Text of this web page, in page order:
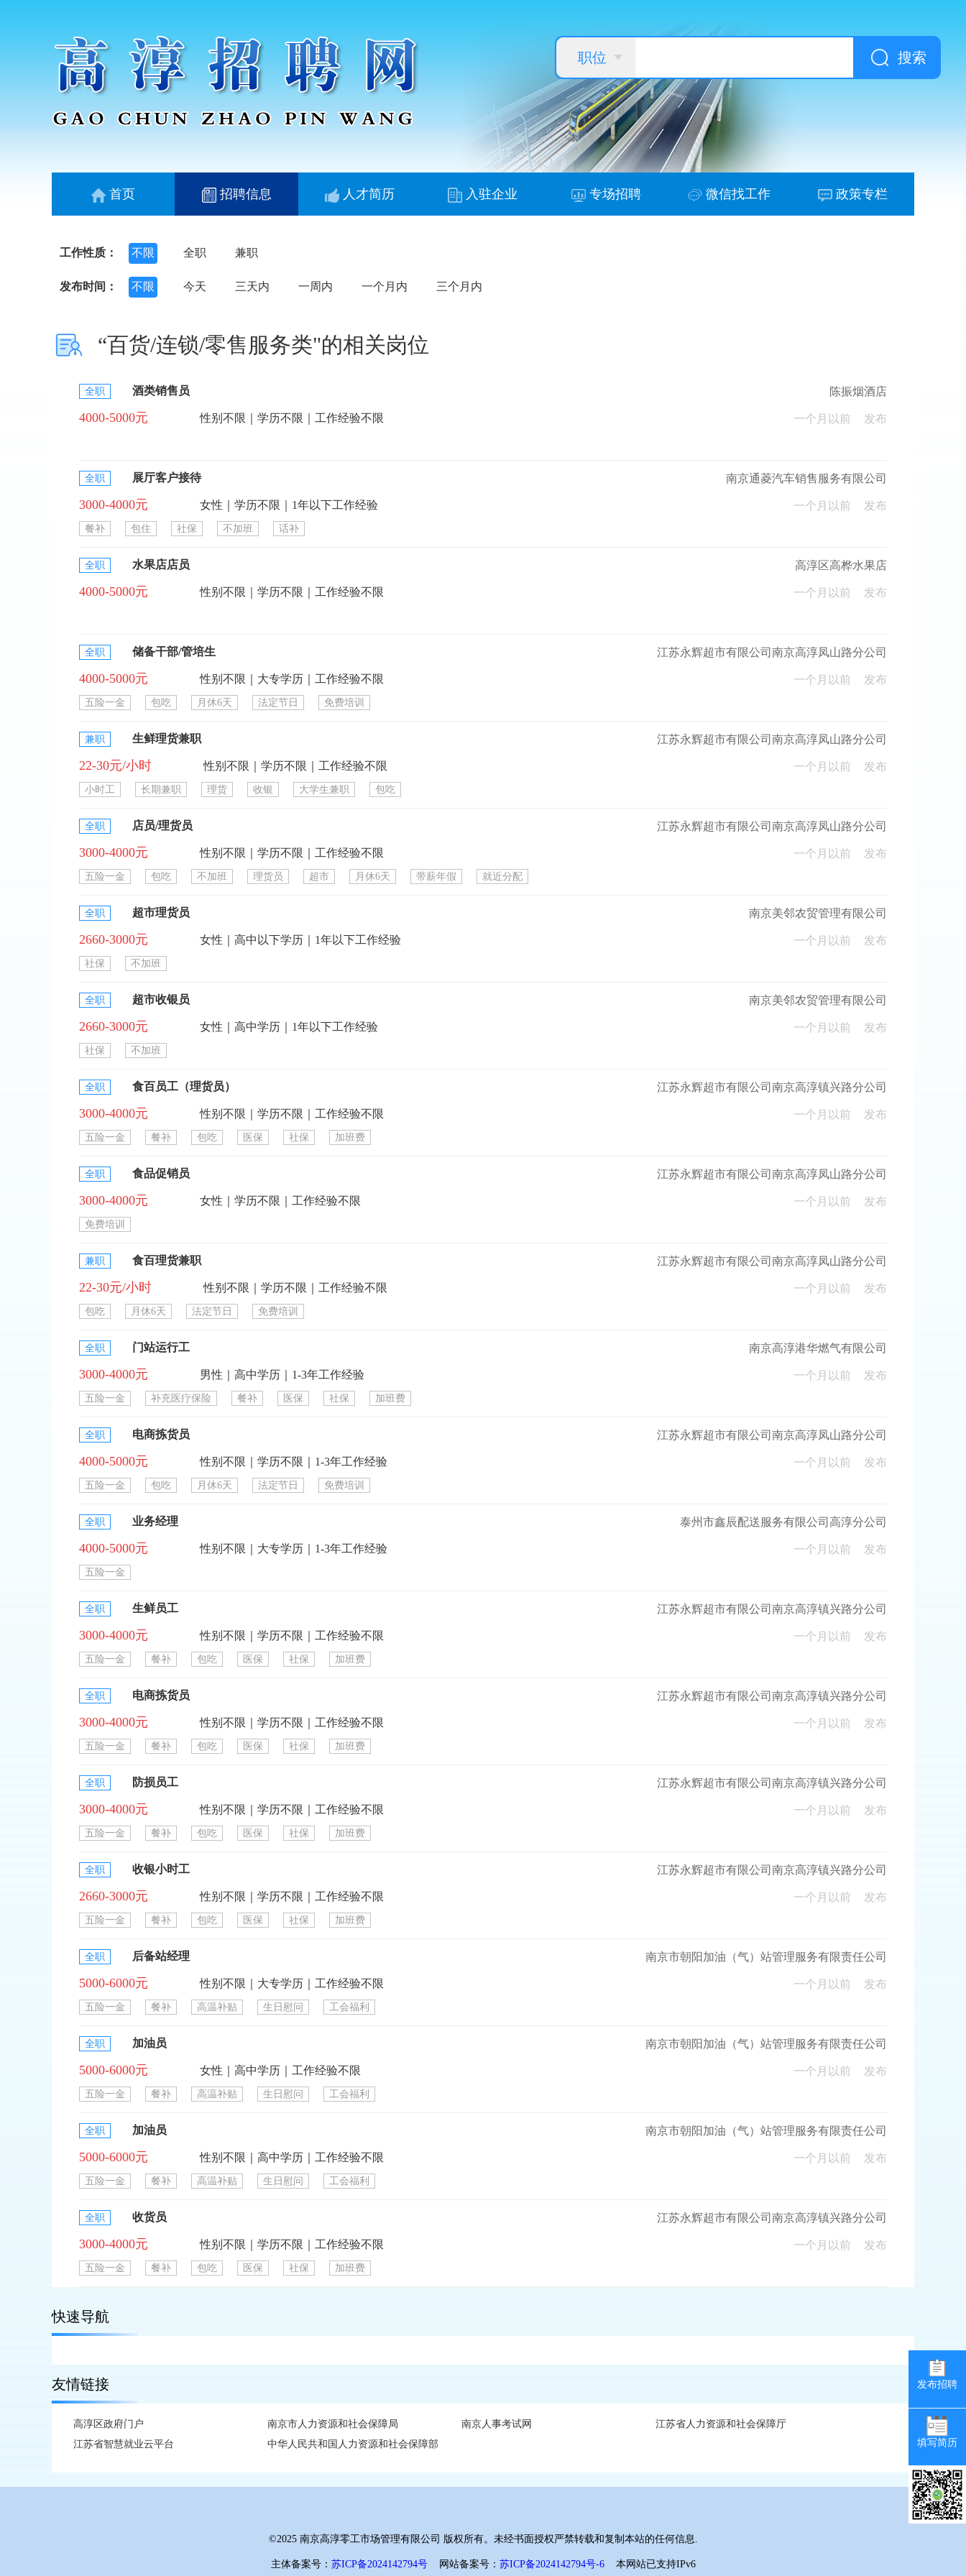
职位 搜索
发布招聘
填写简历
首页 招聘信息 人才简历 入驻企业 专场招聘 微信找工作 政策专栏
工作性质： 不限 全职 兼职
发布时间： 不限 今天 三天内 一周内 一个月内 三个月内
“百货/连锁/零售服务类"的相关岗位
全职 酒类销售员
4000-5000元 性别不限｜学历不限｜工作经验不限
陈振烟酒店
一个月以前 发布
全职 展厅客户接待
3000-4000元 女性｜学历不限｜1年以下工作经验
餐补 包住 社保 不加班 话补
南京通菱汽车销售服务有限公司
一个月以前 发布
全职 水果店店员
4000-5000元 性别不限｜学历不限｜工作经验不限
高淳区高桦水果店
一个月以前 发布
全职 储备干部/管培生
4000-5000元 性别不限｜大专学历｜工作经验不限
五险一金 包吃 月休6天 法定节日 免费培训
江苏永辉超市有限公司南京高淳凤山路分公司
一个月以前 发布
兼职 生鲜理货兼职
22-30元/小时 性别不限｜学历不限｜工作经验不限
小时工 长期兼职 理货 收银 大学生兼职 包吃
江苏永辉超市有限公司南京高淳凤山路分公司
一个月以前 发布
全职 店员/理货员
3000-4000元 性别不限｜学历不限｜工作经验不限
五险一金 包吃 不加班 理货员 超市 月休6天 带薪年假 就近分配
江苏永辉超市有限公司南京高淳凤山路分公司
一个月以前 发布
全职 超市理货员
2660-3000元 女性｜高中以下学历｜1年以下工作经验
社保 不加班
南京美邻农贸管理有限公司
一个月以前 发布
全职 超市收银员
2660-3000元 女性｜高中学历｜1年以下工作经验
社保 不加班
南京美邻农贸管理有限公司
一个月以前 发布
全职 食百员工（理货员）
3000-4000元 性别不限｜学历不限｜工作经验不限
五险一金 餐补 包吃 医保 社保 加班费
江苏永辉超市有限公司南京高淳镇兴路分公司
一个月以前 发布
全职 食品促销员
3000-4000元 女性｜学历不限｜工作经验不限
免费培训
江苏永辉超市有限公司南京高淳凤山路分公司
一个月以前 发布
兼职 食百理货兼职
22-30元/小时 性别不限｜学历不限｜工作经验不限
包吃 月休6天 法定节日 免费培训
江苏永辉超市有限公司南京高淳凤山路分公司
一个月以前 发布
全职 门站运行工
3000-4000元 男性｜高中学历｜1-3年工作经验
五险一金 补充医疗保险 餐补 医保 社保 加班费
南京高淳港华燃气有限公司
一个月以前 发布
全职 电商拣货员
4000-5000元 性别不限｜学历不限｜1-3年工作经验
五险一金 包吃 月休6天 法定节日 免费培训
江苏永辉超市有限公司南京高淳凤山路分公司
一个月以前 发布
全职 业务经理
4000-5000元 性别不限｜大专学历｜1-3年工作经验
五险一金
泰州市鑫辰配送服务有限公司高淳分公司
一个月以前 发布
全职 生鲜员工
3000-4000元 性别不限｜学历不限｜工作经验不限
五险一金 餐补 包吃 医保 社保 加班费
江苏永辉超市有限公司南京高淳镇兴路分公司
一个月以前 发布
全职 电商拣货员
3000-4000元 性别不限｜学历不限｜工作经验不限
五险一金 餐补 包吃 医保 社保 加班费
江苏永辉超市有限公司南京高淳镇兴路分公司
一个月以前 发布
全职 防损员工
3000-4000元 性别不限｜学历不限｜工作经验不限
五险一金 餐补 包吃 医保 社保 加班费
江苏永辉超市有限公司南京高淳镇兴路分公司
一个月以前 发布
全职 收银小时工
2660-3000元 性别不限｜学历不限｜工作经验不限
五险一金 餐补 包吃 医保 社保 加班费
江苏永辉超市有限公司南京高淳镇兴路分公司
一个月以前 发布
全职 后备站经理
5000-6000元 性别不限｜大专学历｜工作经验不限
五险一金 餐补 高温补贴 生日慰问 工会福利
南京市朝阳加油（气）站管理服务有限责任公司
一个月以前 发布
全职 加油员
5000-6000元 女性｜高中学历｜工作经验不限
五险一金 餐补 高温补贴 生日慰问 工会福利
南京市朝阳加油（气）站管理服务有限责任公司
一个月以前 发布
全职 加油员
5000-6000元 性别不限｜高中学历｜工作经验不限
五险一金 餐补 高温补贴 生日慰问 工会福利
南京市朝阳加油（气）站管理服务有限责任公司
一个月以前 发布
全职 收货员
3000-4000元 性别不限｜学历不限｜工作经验不限
五险一金 餐补 包吃 医保 社保 加班费
江苏永辉超市有限公司南京高淳镇兴路分公司
一个月以前 发布
快速导航
友情链接
高淳区政府门户 南京市人力资源和社会保障局 南京人事考试网
江苏省人力资源和社会保障厅
江苏省智慧就业云平台
中华人民共和国人力资源和社会保障部
©2025 南京高淳零工市场管理有限公司 版权所有。未经书面授权严禁转载和复制本站的任何信息.
主体备案号： 苏ICP备2024142794号网站备案号： 苏ICP备2024142794号-6本网站已支持IPv6